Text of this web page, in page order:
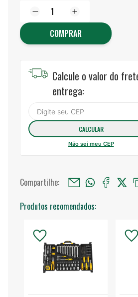
COMPRAR
Calcule o valor do
entrega:
Não sei meu CEP
Compartilhe:
Produtos recomendados: